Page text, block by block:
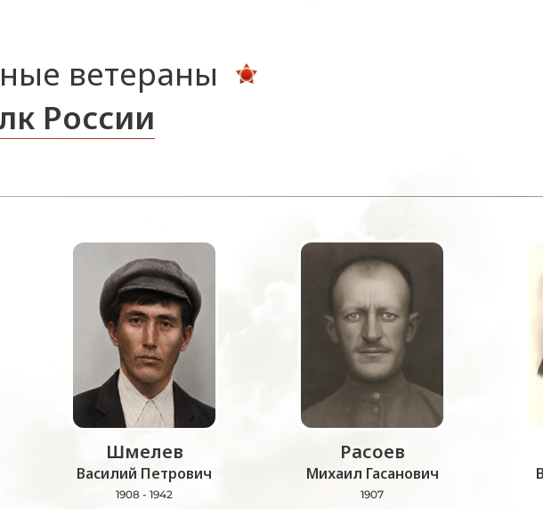
ветераны
России
Шмелев
Василий Петрович
1908 - 1942
Расоев
Михаил Гасанович
1907